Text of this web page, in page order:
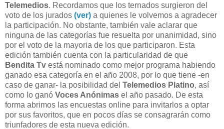
Telemedios. Recordamos que los ternados surgieron del
voto de los jurados (ver) a quienes le volvemos a agradecer
la participación. No obstante, también vale aclarar que
ninguna de las categorías fue resuelta por unanimidad, sino
por el voto de la mayoria de los que participaron. Esta
edición también cuenta con la particularidad de que
Bendita Tv está nominado como mejor programa habiendo
ganado esa categoría en el año 2008, por lo que tiene -en
caso de ganar- la posibilidad del Telemedios Platino, así
como lo ganó Voces Anónimas el año pasado. De esta
forma abrimos las encuestas online para invitarlos a optar
por sus favoritos, que en pocos días se consagrarán como
triunfadores de esta nueva edición.